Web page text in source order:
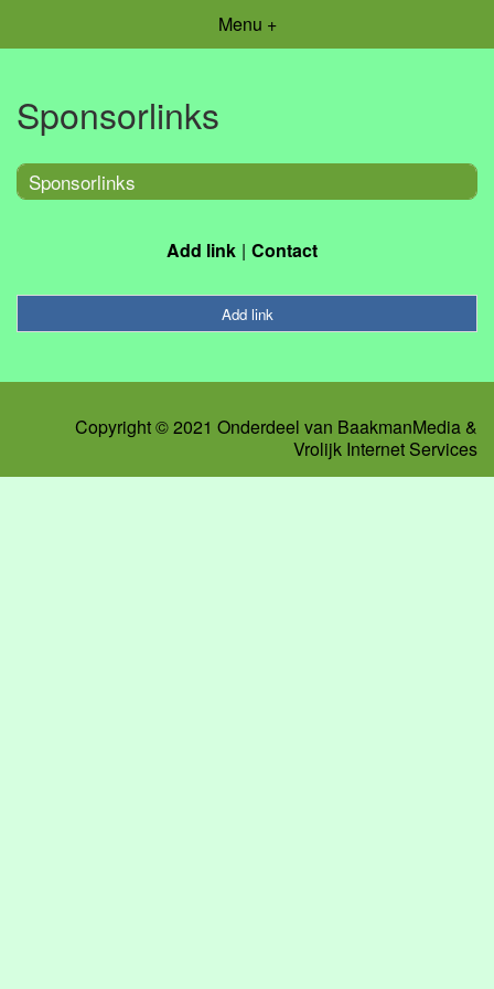
Menu +
Sponsorlinks
Sponsorlinks
Add link Contact
Add link
Copyright © 2021 Onderdeel van BaakmanMedia &
Vrolijk Internet Services